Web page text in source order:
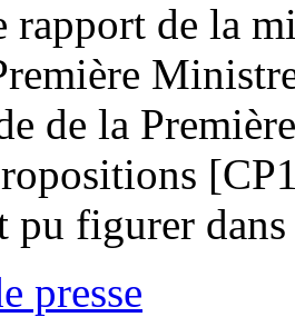
rapport de la
de la
pu figurer
presse